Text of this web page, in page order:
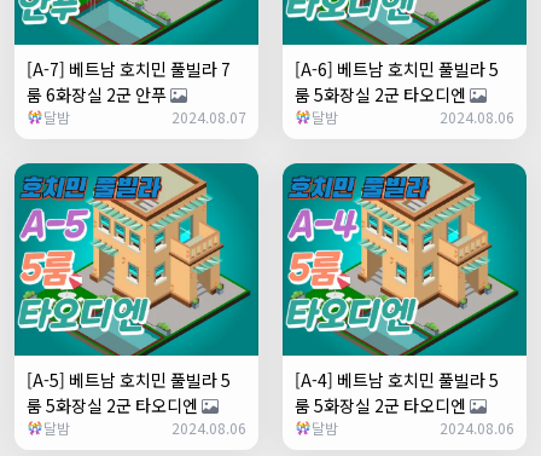
[A-7] 베트남 호치민 풀빌라 7
룸 6화장실 2군 안푸
달밤 2024.08.07
[A-6] 베트남 호치민 풀빌라 5
룸 5화장실 2군 타오디엔
달밤 2024.08.06
[A-5] 베트남 호치민 풀빌라 5
룸 5화장실 2군 타오디엔
달밤 2024.08.06
[A-4] 베트남 호치민 풀빌라 5
룸 5화장실 2군 타오디엔
달밤 2024.08.06